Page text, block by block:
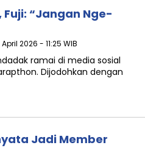
“Jangan Nge-
2026 - 11:25 WIB
ramai di media sosial
Dijodohkan dengan
Jadi Member